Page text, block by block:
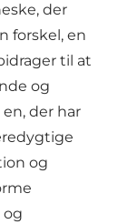
der
forskel, en
til at
og
der har
og
og